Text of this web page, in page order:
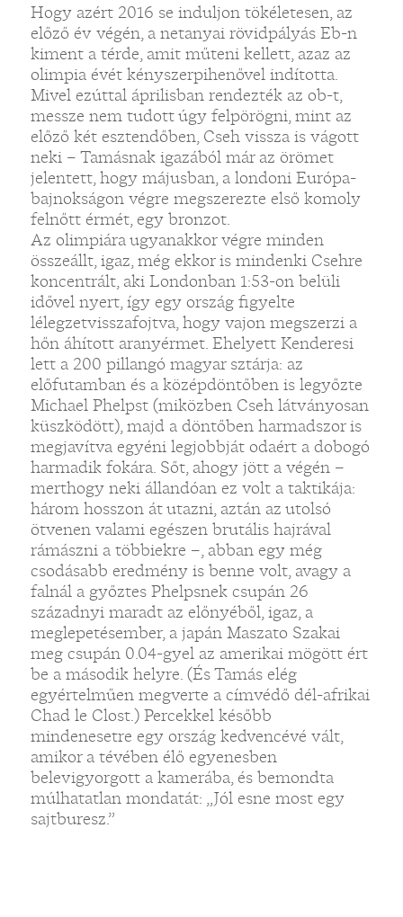
Hogy azért 2016 se induljon tökéletesen, az
előző év végén, a netanyai rövidpályás Eb-n
kiment a térde, amit műteni kellett, azaz az
olimpia évét kényszerpihenővel indította.
Mivel ezúttal áprilisban rendezték az ob-t,
messze nem tudott úgy felpörögni, mint az
előző két esztendőben, Cseh vissza is vágott
neki – Tamásnak igazából már az örömet
jelentett, hogy májusban, a londoni Európa-
bajnokságon végre megszerezte első komoly
felnőtt érmét, egy bronzot.
Az olimpiára ugyanakkor végre minden
összeállt, igaz, még ekkor is mindenki Csehre
koncentrált, aki Londonban 1:53-on belüli
idővel nyert, így egy ország figyelte
lélegzetvisszafojtva, hogy vajon megszerzi a
hőn áhított aranyérmet. Ehelyett Kenderesi
lett a 200 pillangó magyar sztárja: az
előfutamban és a középdöntőben is legyőzte
Michael Phelpst (miközben Cseh látványosan
küszködött), majd a döntőben harmadszor is
megjavítva egyéni legjobbját odaért a dobogó
harmadik fokára. Sőt, ahogy jött a végén –
merthogy neki állandóan ez volt a taktikája:
három hosszon át utazni, aztán az utolsó
ötvenen valami egészen brutális hajrával
rámászni a többiekre –, abban egy még
csodásabb eredmény is benne volt, avagy a
falnál a győztes Phelpsnek csupán 26
századnyi maradt az előnyéből, igaz, a
meglepetésember, a japán Maszato Szakai
meg csupán 0.04-gyel az amerikai mögött ért
be a második helyre. (És Tamás elég
egyértelműen megverte a címvédő dél-afrikai
Chad le Clost.) Percekkel később
mindenesetre egy ország kedvencévé vált,
amikor a tévében élő egyenesben
belevigyorgott a kamerába, és bemondta
múlhatatlan mondatát: „Jól esne most egy
sajtburesz.”